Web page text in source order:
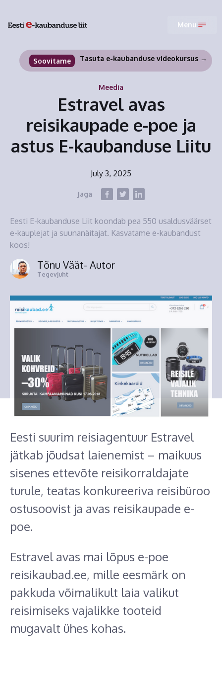
Menu
Soovitame Tasuta e-kaubanduse videokursus →
Meedia
Estravel avas
reisikaupade e-poe ja
astus E-kaubanduse Liitu
July 3, 2025
Jaga
Eesti E-kaubanduse Liit koondab pea 550 usaldusväärset
e-kauplejat ja suunanäitajat. Kasvatame e-kaubandust
koos!
Tõnu Väät- Autor
Tegevjuht
Eesti suurim reisiagentuur Estravel
jätkab jõudsat laienemist – maikuus
sisenes ettevõte reisikorraldajate
turule, teatas konkureeriva reisibüroo
ostusoovist ja avas reisikaupade e-
poe.
Estravel avas mai lõpus e-poe
reisikaubad.ee, mille eesmärk on
pakkuda võimalikult laia valikut
reisimiseks vajalikke tooteid
mugavalt ühes kohas.